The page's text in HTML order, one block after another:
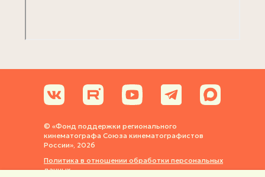
© «Фонд поддержки регионального
кинематографа Союза кинематографистов
России», 2026
Политика в отношении обработки персональных
данных